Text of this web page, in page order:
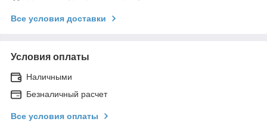
Все условия доставки
Условия оплаты
Наличными
Безналичный расчет
Все условия оплаты